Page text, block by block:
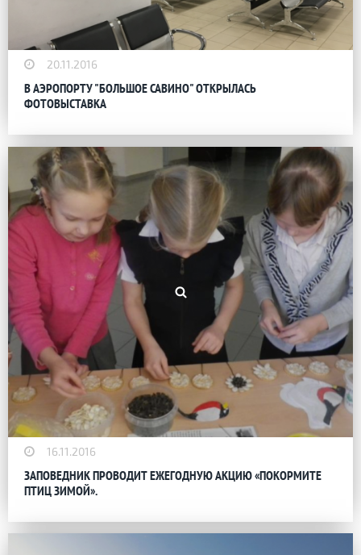
20.11.2016
В АЭРОПОРТУ "БОЛЬШОЕ САВИНО" ОТКРЫЛАСЬ
ФОТОВЫСТАВКА
16.11.2016
ЗАПОВЕДНИК ПРОВОДИТ ЕЖЕГОДНУЮ АКЦИЮ «ПОКОРМИТЕ
ПТИЦ ЗИМОЙ».